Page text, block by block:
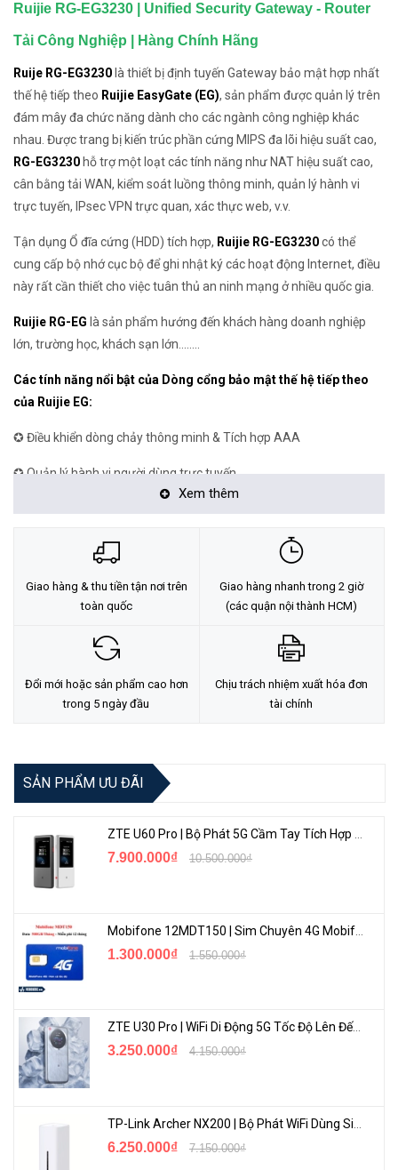
Ruijie RG-EG3230 | Unified Security Gateway - Router
Tải Công Nghiệp | Hàng Chính Hãng
Ruije RG-EG3230 là thiết bị định tuyến Gateway bảo mật hợp nhất
thế hệ tiếp theo Ruijie EasyGate (EG), sản phẩm được quản lý trên
đám mây đa chức năng dành cho các ngành công nghiệp khác
nhau. Được trang bị kiến ​​trúc phần cứng MIPS đa lõi hiệu suất cao,
RG-EG3230 hỗ trợ một loạt các tính năng như NAT hiệu suất cao,
cân bằng tải WAN, kiểm soát luồng thông minh, quản lý hành vi
trực tuyến, IPsec VPN trực quan, xác thực web, v.v.
Tận dụng Ổ đĩa cứng (HDD) tích hợp, Ruijie RG-EG3230có thể
cung cấp bộ nhớ cục bộ để ghi nhật ký các hoạt động Internet, điều
này rất cần thiết cho việc tuân thủ an ninh mạng ở nhiều quốc gia.
Ruijie RG-EG là sản phẩm hướng đến khách hàng doanh nghiệp
lớn, trường học, khách sạn lớn........
Các tính năng nổi bật của Dòng cổng bảo mật thế hệ tiếp theo
của Ruijie EG:
✪ Điều khiển dòng chảy thông minh & Tích hợp AAA
✪ Quản lý hành vi người dùng trực tuyến
✪ Quản lý đám mây MIỄN PHÍ
✪ Bộ nhớ đệm ứng dụng để tăng tốc tải xuống
✪ Tích hợp lưu trữ nhật ký kiểm tra Internet (EG3230)
Hệ Sinh Thái Sản Phẩm Với Chức năng & Hiệu Suất Doanh
Tuân Thủ Kiểm Tra Internet
Xem thêm
Giao hàng & thu tiền tận nơi trên
toàn quốc
Giao hàng nhanh trong 2 giờ
(các quận nội thành HCM)
Đổi mới hoặc sản phẩm cao hơn
trong 5 ngày đầu
Chịu trách nhiệm xuất hóa đơn
tài chính
SẢN PHẨM ƯU ĐÃI
ZTE U60 Pro | Bộ Phát 5G Cầm Tay Tích Hợp Công Nghệ WiFi 7, Pin 10000mAh
7.900.000₫ 10.500.000₫
1.300.000₫ 1.550.000₫
ZTE U30 Pro | WiFi Di Động 5G Tốc Độ Lên Đến 500Mbps, Màn Hình Cảm Ứng
3.250.000₫ 4.150.000₫
6.250.000₫ 7.150.000₫